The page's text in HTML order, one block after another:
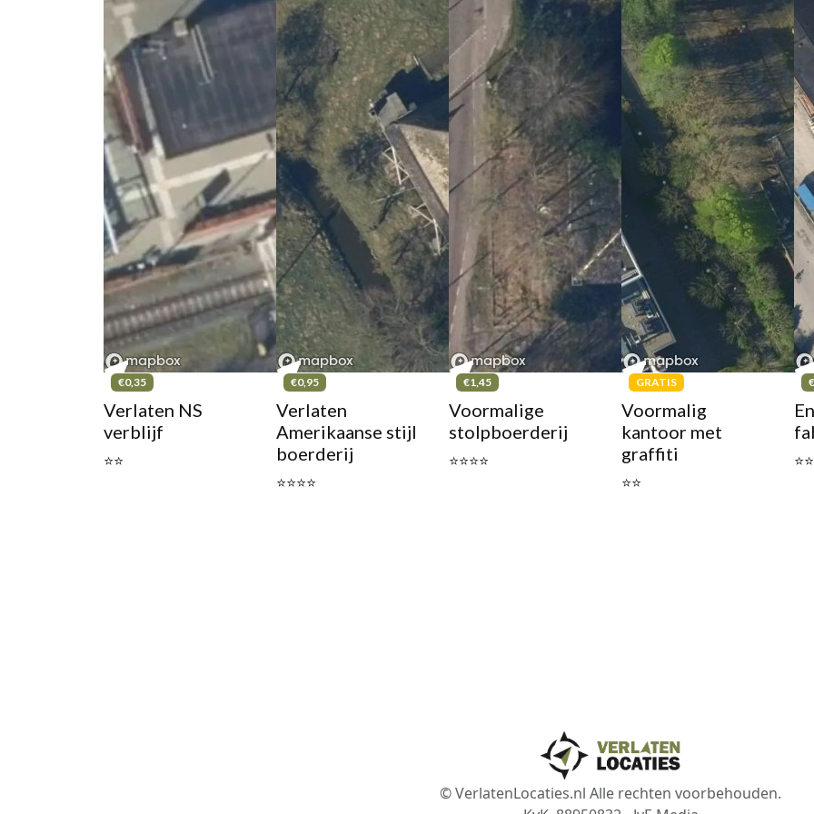
€0,35
Verlaten NS
verblijf
⭐⭐
€0,95
Verlaten
Amerikaanse stijl
boerderij
⭐⭐⭐⭐
€1,45
Voormalige
stolpboerderij
⭐⭐⭐⭐
GRATIS
Voormalig
kantoor met
graffiti
⭐⭐
⭐⭐
© VerlatenLocaties.nl Alle rechten voorbehouden.